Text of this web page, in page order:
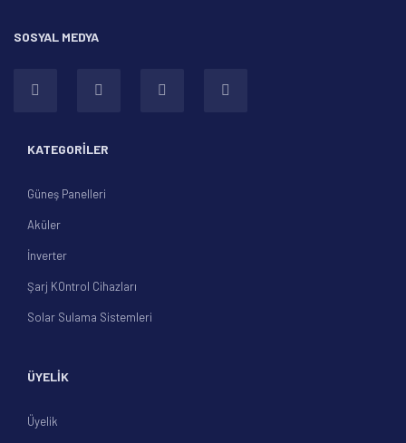
SOSYAL MEDYA
KATEGORİLER
Güneş Panelleri
Aküler
İnverter
Şarj KOntrol Cihazları
Solar Sulama Sistemleri
ÜYELİK
Üyelik